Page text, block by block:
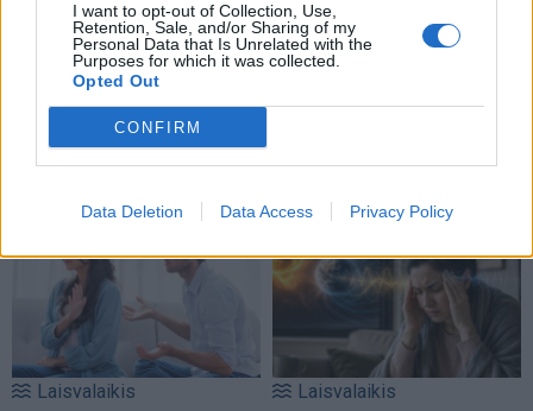
I want to opt-out of Collection, Use,
Retention, Sale, and/or Sharing of my
Personal Data that Is Unrelated with the
Purposes for which it was collected.
Opted Out
CONFIRM
Data Deletion Data Access Privacy Policy
Laisvalaikis
Sužinokite pagal savo
gimimo datą, kas buvote
praėjusiame gyvenime:
Laisvalaikis
Anglijai nelaimėjus
čempionatui, britui teko...
Laisvalaikis Laisvalaikis